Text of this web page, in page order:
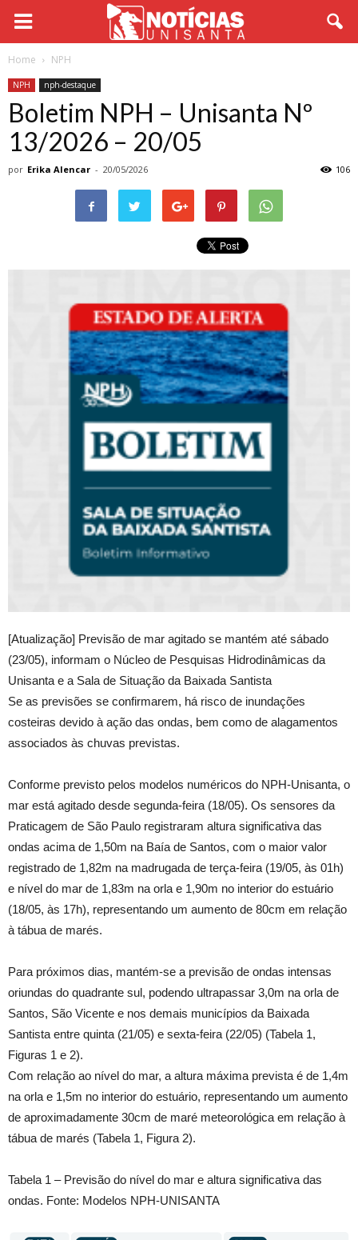
Home NPH
NPH nph-destaque
Boletim NPH – Unisanta Nº
13/2026 – 20/05
por Erika Alencar - 20/05/2026 106
[Atualização] Previsão de mar agitado se mantém até sábado
(23/05), informam o Núcleo de Pesquisas Hidrodinâmicas da
Unisanta e a Sala de Situação da Baixada Santista
Se as previsões se confirmarem, há risco de inundações
costeiras devido à ação das ondas, bem como de alagamentos
associados às chuvas previstas.
Conforme previsto pelos modelos numéricos do NPH-Unisanta, o
mar está agitado desde segunda-feira (18/05). Os sensores da
Praticagem de São Paulo registraram altura significativa das
ondas acima de 1,50m na Baía de Santos, com o maior valor
registrado de 1,82m na madrugada de terça-feira (19/05, às 01h)
e nível do mar de 1,83m na orla e 1,90m no interior do estuário
(18/05, às 17h), representando um aumento de 80cm em relação
à tábua de marés.
Para próximos dias, mantém-se a previsão de ondas intensas
oriundas do quadrante sul, podendo ultrapassar 3,0m na orla de
Santos, São Vicente e nos demais municípios da Baixada
Santista entre quinta (21/05) e sexta-feira (22/05) (Tabela 1,
Figuras 1 e 2).
Com relação ao nível do mar, a altura máxima prevista é de 1,4m
na orla e 1,5m no interior do estuário, representando um aumento
de aproximadamente 30cm de maré meteorológica em relação à
tábua de marés (Tabela 1, Figura 2).
Tabela 1 – Previsão do nível do mar e altura significativa das
ondas. Fonte: Modelos NPH-UNISANTA